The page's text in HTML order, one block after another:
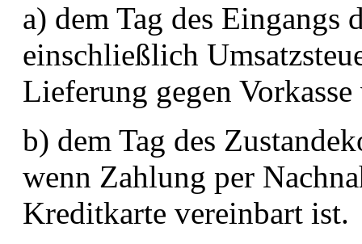
a) dem Tag des Eingangs
einschließlich
Lieferung gegen
b) dem Tag des
wenn Zahlung per
Kreditkarte vereinbart ist.